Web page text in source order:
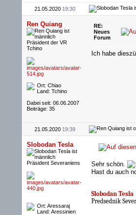
21.05.2020 19:30
Ren Quiang
Präsident der VR
Tchino
Ort: Chiao
Land: Tchino
Dabei seit: 06.06.2007
Beiträge: 35
RE:
Neues
Forum
Ich habe
21.05.2020 19:39
Slobodan Tesla
Präsident Severaniens
Ort: Aressaraj
Land: Aressinien
Sehr schön.
Hast du auch
Slobodan Tesla
Predsednik